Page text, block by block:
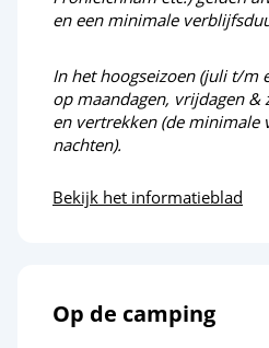
en een minimale
In het hoogseizoen (juli t/m
op maandagen, vrijdagen &
en vertrekken (de minimale
nachten).
Bekijk het informatieblad
Op de camping